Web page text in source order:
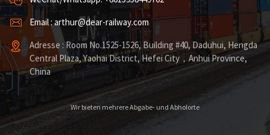
Email : arthur@dear-railway.com
Adresse : Room No.1525-1526, Building #40, Daduhui, Hengda
Central Plaza, Yaohai District, Hefei City，Anhui Province,
China
Wir bieten mehrere Abgabe- und Abholorte